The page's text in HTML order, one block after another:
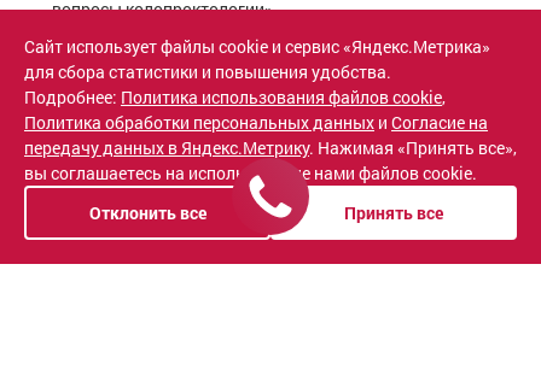
вопросы колопроктологии»
2024г. – участник Евразийского форума колоректальной
хирургии с международным участием, г.Уфа
2025г. - Международная практическая школа «Тренды и
традиции в оперативной проктологии. Версия 8.0»
Награды
Сайт использует файлы cookie и сервис «Яндекс.Метрика»
для сбора статистики и повышения удобства.
Подробнее: Политика использования файлов cookie,
Политика обработки персональных данных и Согласие на
передачу данных в Яндекс.Метрику. Нажимая «Принять все»,
вы соглашаетесь на использование нами файлов cookie.
Отклонить все
Принять все